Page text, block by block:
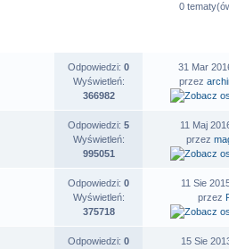
0
Odpowiedzi: 0
Wyświetleń:
366982
31 Mar
przez
Odpowiedzi: 5
Wyświetleń:
995051
11 Maj
przez
Odpowiedzi: 0
Wyświetleń:
375718
11 Sie
przez
Odpowiedzi: 0
15 Sie